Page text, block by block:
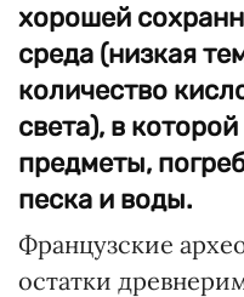
хорошей
среда (низкая
количество
света), в
предметы,
песка и воды.
Французские
остатки